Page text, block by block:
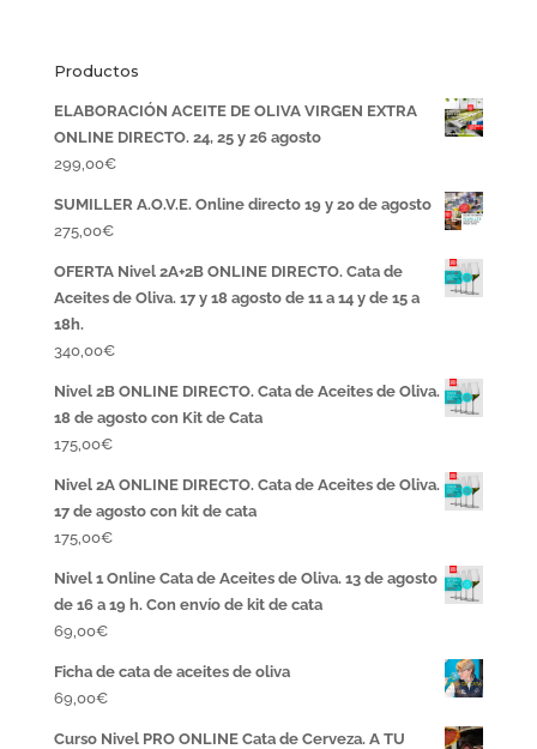
Productos
ELABORACIÓN ACEITE DE OLIVA VIRGEN EXTRA
ONLINE DIRECTO. 24, 25 y 26 agosto
299,00€
SUMILLER A.O.V.E. Online directo 19 y 20 de agosto
275,00€
OFERTA Nivel 2A+2B ONLINE DIRECTO. Cata de
Aceites de Oliva. 17 y 18 agosto de 11 a 14 y de 15 a
18h.
340,00€
Nivel 2B ONLINE DIRECTO. Cata de Aceites de Oliva.
18 de agosto con Kit de Cata
175,00€
Nivel 2A ONLINE DIRECTO. Cata de Aceites de Oliva.
17 de agosto con kit de cata
175,00€
Nivel 1 Online Cata de Aceites de Oliva. 13 de agosto
de 16 a 19 h. Con envío de kit de cata
69,00€
Ficha de cata de aceites de oliva
69,00€
Curso Nivel PRO ONLINE Cata de Cerveza. A TU